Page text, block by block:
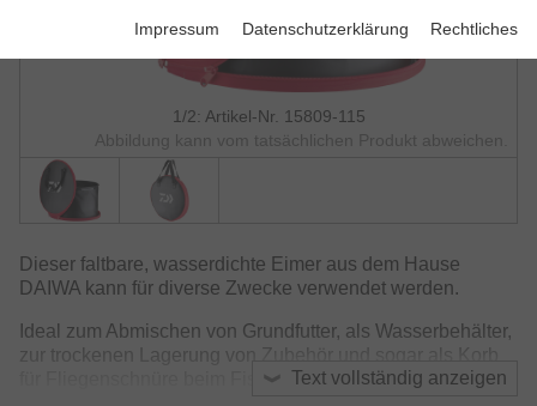
1/2: Artikel-Nr. 15809-115
Abbildung kann vom tatsächlichen Produkt abweichen.
Text vollständig anzeigen
Dieser faltbare, wasserdichte Eimer aus dem Hause
DAIWA kann für diverse Zwecke verwendet werden.
Ideal zum Abmischen von Grundfutter, als Wasserbehälter,
zur trockenen Lagerung von Zubehör und sogar als Korb
für Fliegenschnüre beim Fischen mit Streamer auf Hecht.
Impressum Datenschutzerklärung Rechtliches